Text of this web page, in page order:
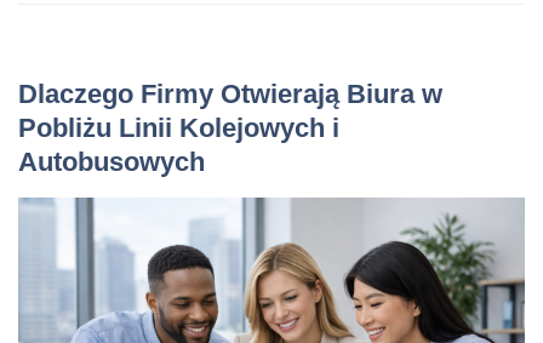
Dlaczego Firmy Otwierają Biura w
Pobliżu Linii Kolejowych i
Autobusowych